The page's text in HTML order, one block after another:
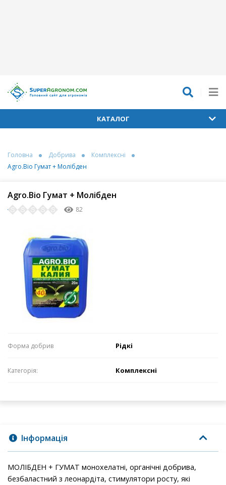
КАТАЛОГ
Головна Добрива
Комплексні
Agro.Bio Гумат + Молібден
Agro.Bio Гумат + Молібден
82
Формa добрив Рідкі
Категорія: Комплексні
Інформація
МОЛІБДЕН + ГУМАТ монохелатні, органічні добрива,
безбаластний з леонардіта, стимулятори росту, які